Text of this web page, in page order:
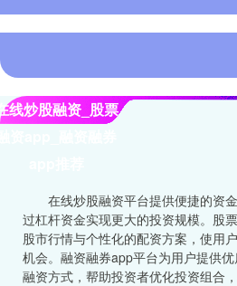
线炒股融资_股票
在线炒股融资平台提供便捷的资
过杠杆资金实现更大的投资规模。股
股市行情与个性化的配资方案，使用
机会。融资融券app平台为用户提供
融资方式，帮助投资者优化投资组合